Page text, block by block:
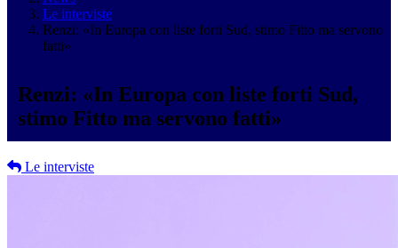
Le interviste
Renzi: «In Europa con liste forti Sud, stimo Fitto ma servono
fatti»
Renzi: «In Europa con liste forti Sud,
stimo Fitto ma servono fatti»
Le interviste